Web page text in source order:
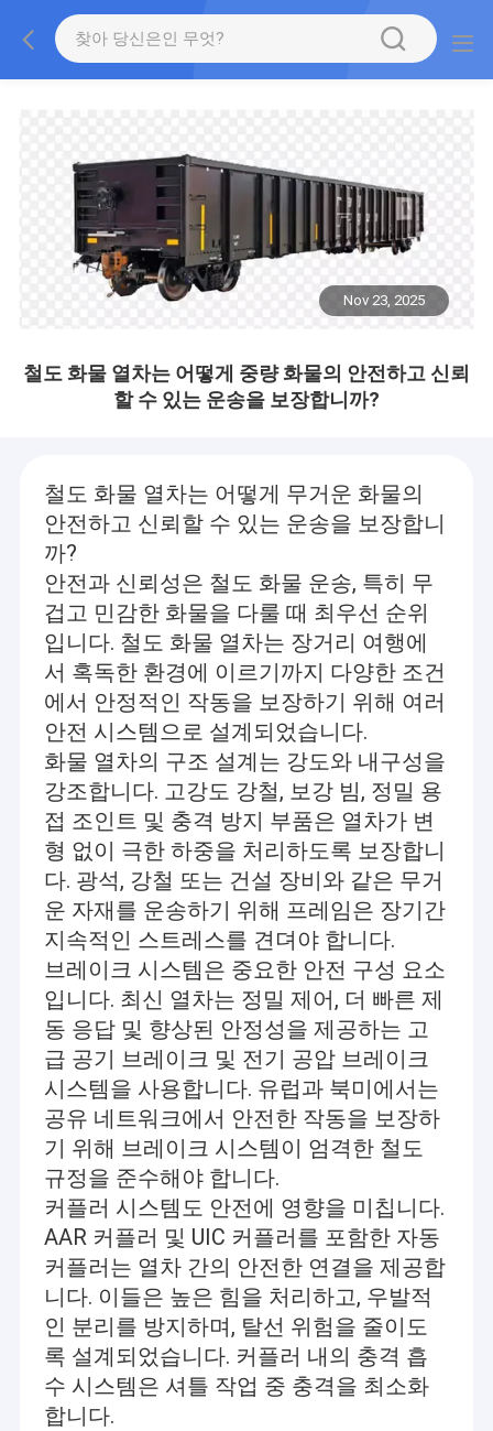
Nov 23, 2025
철도 화물 열차는 어떻게 중량 화물의 안전하고 신뢰
할 수 있는 운송을 보장합니까?
철도 화물 열차는 어떻게 무거운 화물의
안전하고 신뢰할 수 있는 운송을 보장합니
까?
안전과 신뢰성은 철도 화물 운송, 특히 무
겁고 민감한 화물을 다룰 때 최우선 순위
입니다. 철도 화물 열차는 장거리 여행에
서 혹독한 환경에 이르기까지 다양한 조건
에서 안정적인 작동을 보장하기 위해 여러
안전 시스템으로 설계되었습니다.
화물 열차의 구조 설계는 강도와 내구성을
강조합니다. 고강도 강철, 보강 빔, 정밀 용
접 조인트 및 충격 방지 부품은 열차가 변
형 없이 극한 하중을 처리하도록 보장합니
다. 광석, 강철 또는 건설 장비와 같은 무거
운 자재를 운송하기 위해 프레임은 장기간
지속적인 스트레스를 견뎌야 합니다.
브레이크 시스템은 중요한 안전 구성 요소
입니다. 최신 열차는 정밀 제어, 더 빠른 제
동 응답 및 향상된 안정성을 제공하는 고
급 공기 브레이크 및 전기 공압 브레이크
시스템을 사용합니다. 유럽과 북미에서는
공유 네트워크에서 안전한 작동을 보장하
기 위해 브레이크 시스템이 엄격한 철도
규정을 준수해야 합니다.
커플러 시스템도 안전에 영향을 미칩니다.
AAR 커플러 및 UIC 커플러를 포함한 자동
커플러는 열차 간의 안전한 연결을 제공합
니다. 이들은 높은 힘을 처리하고, 우발적
인 분리를 방지하며, 탈선 위험을 줄이도
록 설계되었습니다. 커플러 내의 충격 흡
수 시스템은 셔틀 작업 중 충격을 최소화
합니다.